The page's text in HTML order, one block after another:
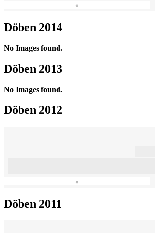
«
Döben 2014
No Images found.
Döben 2013
No Images found.
Döben 2012
«
Döben 2011